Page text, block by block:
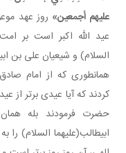
علیهم أجمعین» روز عهد
عید الله اکبر است بر
السلام) و شیعیان علی بن
همان طوری که از امام
کردند که آیا عیدی برتر از
حضرت فرمودند بله
ابیطالب(علیهما السلام)